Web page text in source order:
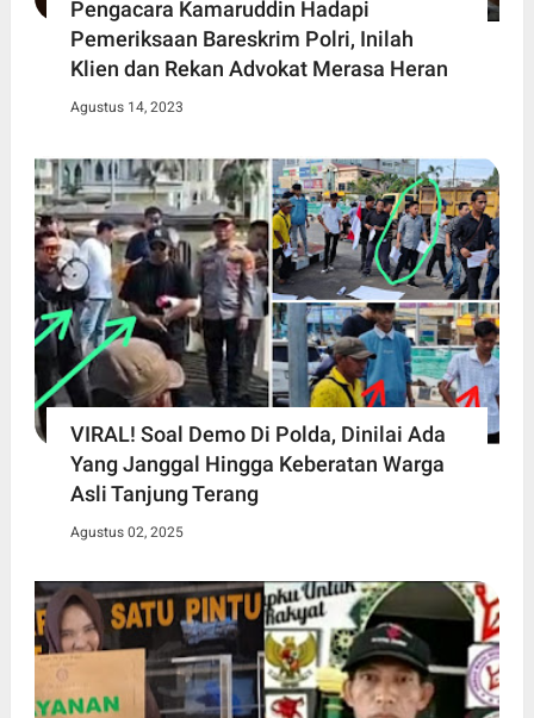
Pengacara Kamaruddin Hadapi
Pemeriksaan Bareskrim Polri, Inilah
Klien dan Rekan Advokat Merasa Heran
Agustus 14, 2023
VIRAL! Soal Demo Di Polda, Dinilai Ada
Yang Janggal Hingga Keberatan Warga
Asli Tanjung Terang
Agustus 02, 2025